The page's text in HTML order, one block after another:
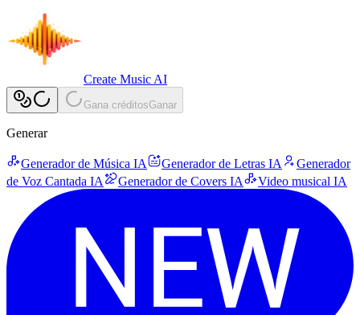
Create Music AI
Gana créditosGanar
Generar
Generador de Música IA Generador de Letras IA
Generador
de Voz Cantada IA
Generador de Covers IA Video musical IA